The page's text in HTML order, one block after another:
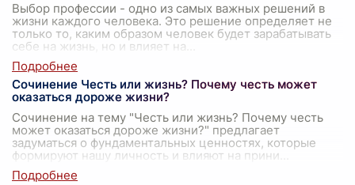
Выбор профессии - одно из самых важных решений в
жизни каждого человека. Это решение определяет не
только то, каким образом человек будет зарабатывать
себе на жизнь, но и влияет на
Сочинение Честь или жизнь? Почему честь может
оказаться дороже жизни?
Сочинение на тему "Честь или жизнь? Почему честь
может оказаться дороже жизни?" предлагает
задуматься о фундаментальных ценностях, которые
формируют нашу личность и влияют на прини